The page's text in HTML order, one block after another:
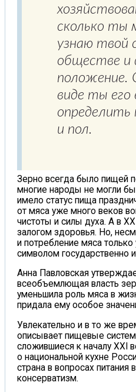
сколько ты
узнаю твой
обществе и
положение.
виде ты
определить
и пол.
Зерно всегда было пищей
многие народы не могли
имело статус пища
от мяса уже много веков
чистоты и силы духа. А в
залогом здоровья. Но,
и потребление мяса только
символом государственно
Анна Павловская
всеобъемлющая власть
уменьшила роль мяса в
придала ему особое
Увлекательно и в то же
описывает пищевые
сложившиеся к началу ХХI
о национальной кухне
страна в вопросах питания
консерватизм.